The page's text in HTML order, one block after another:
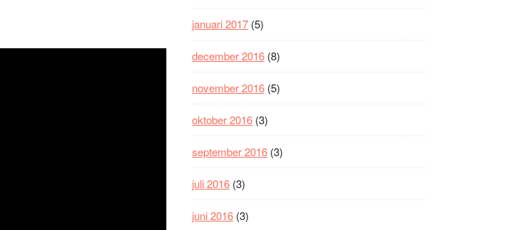
januari 2017 (5)
december 2016 (8)
november 2016 (5)
oktober 2016 (3)
september 2016 (3)
juli 2016 (3)
juni 2016 (3)